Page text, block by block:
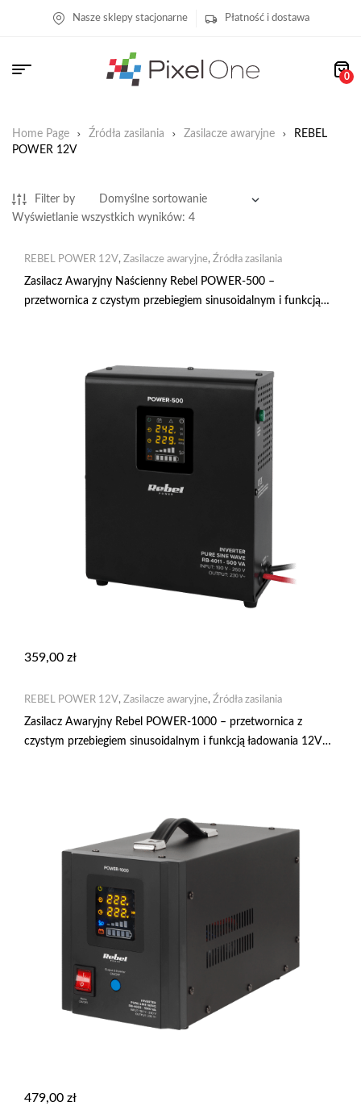
Nasze sklepy stacjonarne Płatność i dostawa
0
Home Page Źródła zasilania Zasilacze awaryjne
REBEL
POWER 12V
Filter by
Wyświetlanie wszystkich wyników: 4
REBEL POWER 12V, Zasilacze awaryjne, Źródła zasilania
Zasilacz Awaryjny Naścienny Rebel POWER-500 –
przetwornica z czystym przebiegiem sinusoidalnym i funkcją
359,00 zł
REBEL POWER 12V, Zasilacze awaryjne, Źródła zasilania
Zasilacz Awaryjny Rebel POWER-1000 – przetwornica z
czystym przebiegiem sinusoidalnym i funkcją ładowania 12V
479,00 zł